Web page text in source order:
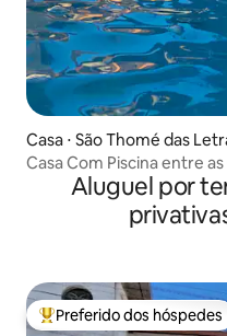
Casa ⋅ São Thomé das
Casa Com Piscina entre
Aluguel por
Entre os melhores
Preferido dos hóspedes